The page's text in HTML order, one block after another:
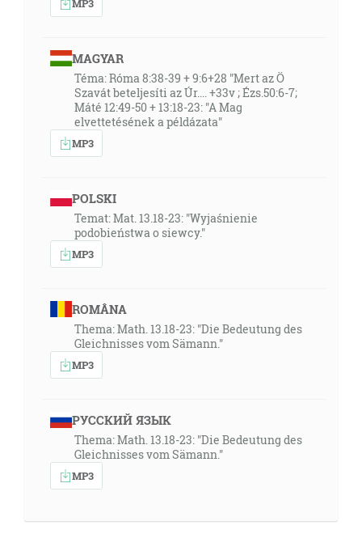
MAGYAR
Téma: Róma 8:38-39 + 9:6+28 "Mert az Ö
Szavát beteljesíti az Úr.... +33v ; Ézs.50:6-7;
Máté 12:49-50 + 13:18-23: "A Mag
elvettetésének a példázata"
MP3
POLSKI
Temat: Mat. 13.18-23: "Wyjaśnienie
podobieństwa o siewcy."
MP3
ROMÂNA
Thema: Math. 13.18-23: "Die Bedeutung des
Gleichnisses vom Sämann."
MP3
РУССКИЙ ЯЗЫК
Thema: Math. 13.18-23: "Die Bedeutung des
Gleichnisses vom Sämann."
MP3